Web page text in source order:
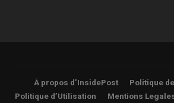
À propos d’InsidePost
Politique
Politique d’Utilisation
Mentions